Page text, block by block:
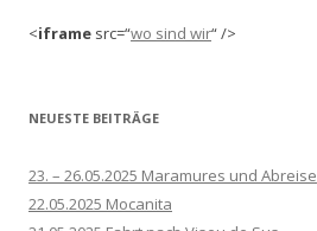
<iframe src=“wo sind wir“ />
NEUESTE BEITRÄGE
23. – 26.05.2025 Maramures und Abreise
22.05.2025 Mocanita